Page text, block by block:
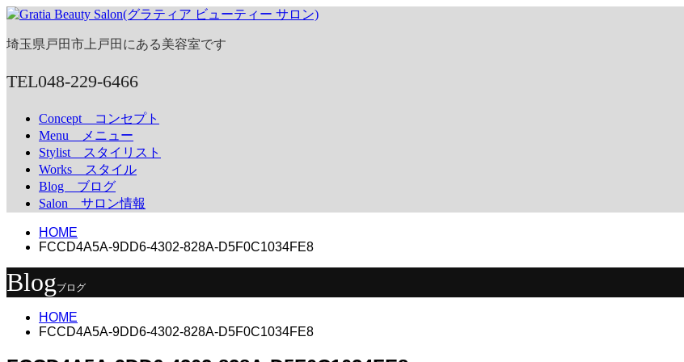
埼玉県戸田市上戸田にある美容室です
TEL048-229-6466
Concept
コンセプト
Menu
メニュー
Stylist
スタイリスト
Works
スタイル
Blog ブログ
Salon サロン情報
HOME
FCCD4A5A-9DD6-4302-828A-D5F0C1034FE8
Blogブログ
HOME
FCCD4A5A-9DD6-4302-828A-D5F0C1034FE8